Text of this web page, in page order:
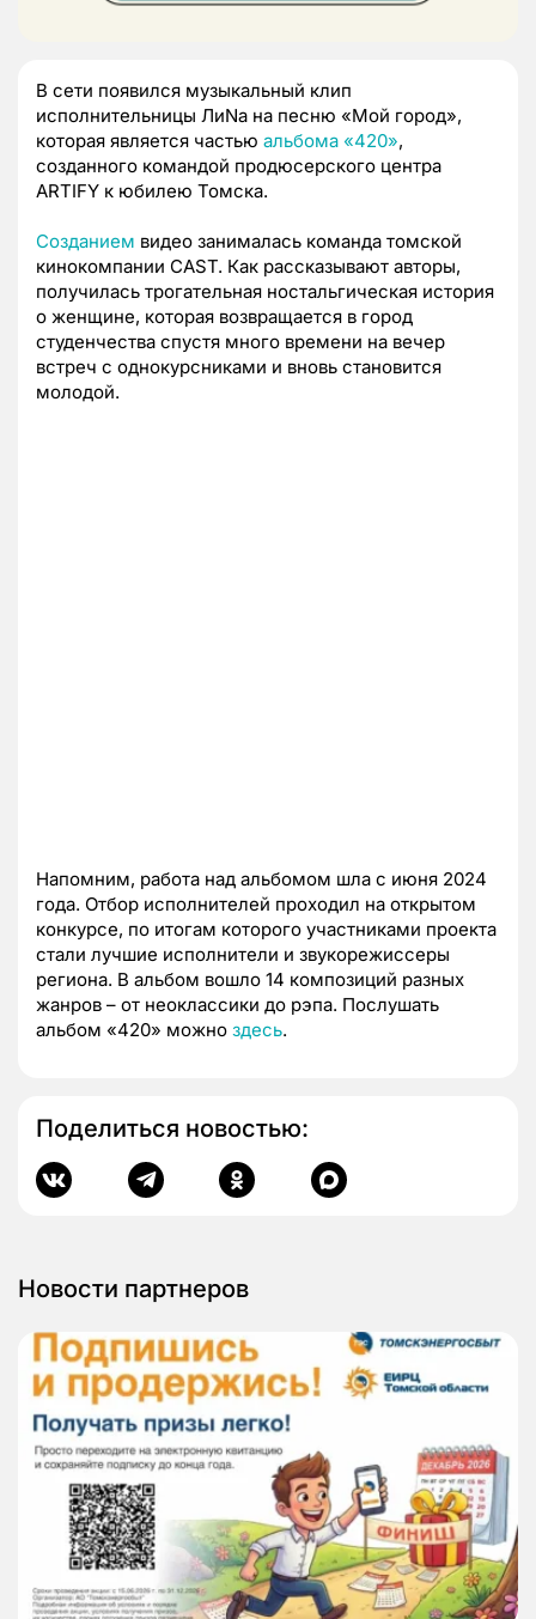
В сети появился музыкальный клип
исполнительницы ЛиNa на песню «Мой город»,
которая является частью альбома «420»,
созданного командой продюсерского центра
ARTIFY к юбилею Томска.
Созданием видео занималась команда томской
кинокомпании CAST. Как рассказывают авторы,
получилась трогательная ностальгическая история
о женщине, которая возвращается в город
студенчества спустя много времени на вечер
встреч с однокурсниками и вновь становится
молодой.
Напомним, работа над альбомом шла с июня 2024
года. Отбор исполнителей проходил на открытом
конкурсе, по итогам которого участниками проекта
стали лучшие исполнители и звукорежиссеры
региона. В альбом вошло 14 композиций разных
жанров – от неоклассики до рэпа. Послушать
альбом «420» можно здесь.
Поделиться новостью:
Новости партнеров